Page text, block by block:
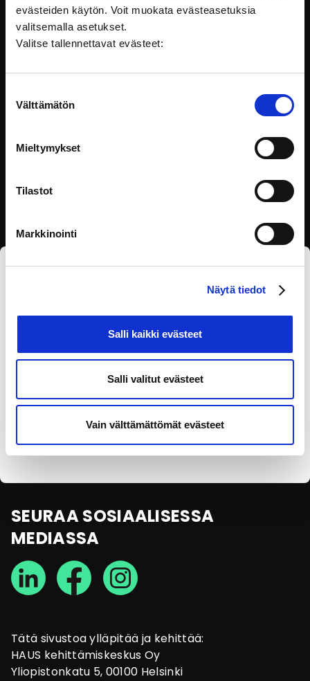
evästeiden käytön. Voit muokata evästeasetuksia
valitsemalla asetukset.
Valitse tallennettavat evästeet:
valinta
Välttämätön
Mieltymykset
Tilastot
Markkinointi
Näytä tiedot
Salli kaikki evästeet
Salli valitut evästeet
Vain välttämättömät evästeet
Saarinen kertoo miten
Tilaa eOppivan uutiskirje
Olen lukenut tietosuojaselosteen
suostumukseni tietojen käsittelyyn.
SEURAA SOSIAALISESSA
MEDIASSA
Tätä sivustoa ylläpitää ja kehittää:
HAUS kehittämiskeskus Oy
Yliopistonkatu 5, 00100 Helsinki